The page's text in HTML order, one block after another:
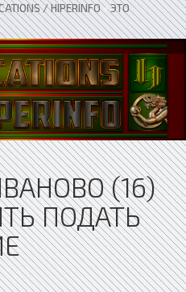
/ HIPERINFO»ЭТО
(16)
ПОДАТЬ